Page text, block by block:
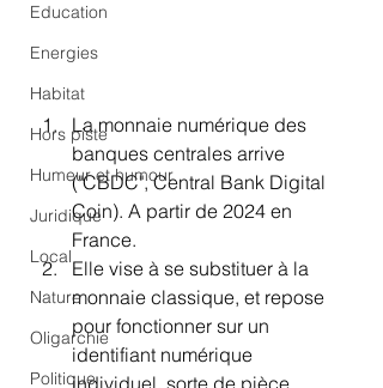
Education
Energies
Habitat
Hors piste
Humeur et humour
Juridique
Local
Nature
Oligarchie
Politique
La monnaie numérique des
banques centrales arrive
("CBDC", Central Bank Digital
Coin). A partir de 2024 en
France.
Elle vise à se substituer à la
monnaie classique, et repose
pour fonctionner sur un
identifiant numérique
individuel, sorte de pièce